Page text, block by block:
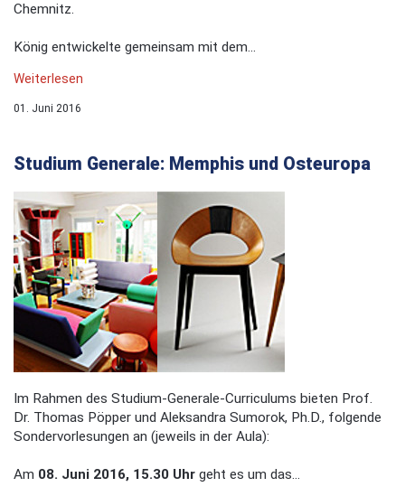
Chemnitz.
König entwickelte gemeinsam mit dem...
Weiterlesen
01. Juni 2016
Studium Generale: Memphis und Osteuropa
Im Rahmen des Studium-Generale-Curriculums bieten Prof.
Dr. Thomas Pöpper und Aleksandra Sumorok, Ph.D., folgende
Sondervorlesungen an (jeweils in der Aula):
Am 08. Juni 2016, 15.30 Uhr geht es um das...